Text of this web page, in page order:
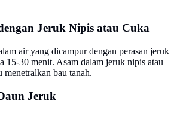
Jeruk Nipis atau Cuka
air yang dicampur dengan perasan jeruk
15-30 menit. Asam dalam jeruk nipis atau
menetralkan bau tanah.
Jeruk